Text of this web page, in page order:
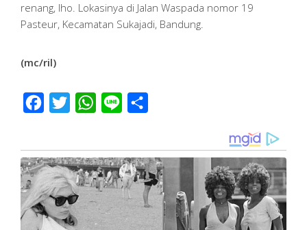
renang, lho. Lokasinya di Jalan Waspada nomor 19
Pasteur, Kecamatan Sukajadi, Bandung.
(mc/ril)
Facebook
Twitter WhatsApp
Line